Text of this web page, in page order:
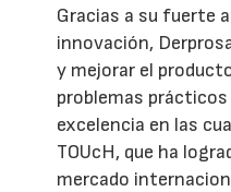
Gracias a su fuerte
innovación,
y mejorar el
problemas
excelencia en las
TOUcH, que ha
mercado